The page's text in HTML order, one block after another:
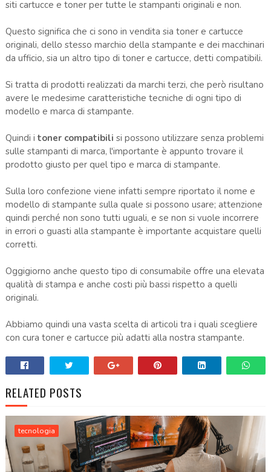
siti cartucce e toner per tutte le stampanti originali e non.
Questo significa che ci sono in vendita sia toner e cartucce
originali, dello stesso marchio della stampante e dei macchinari
da ufficio, sia un altro tipo di toner e cartucce, detti compatibili.
Si tratta di prodotti realizzati da marchi terzi, che però risultano
avere le medesime caratteristiche tecniche di ogni tipo di
modello e marca di stampante.
Quindi i toner compatibili si possono utilizzare senza problemi
sulle stampanti di marca, l'importante è appunto trovare il
prodotto giusto per quel tipo e marca di stampante.
Sulla loro confezione viene infatti sempre riportato il nome e
modello di stampante sulla quale si possono usare; attenzione
quindi perché non sono tutti uguali, e se non si vuole incorrere
in errori o guasti alla stampante è importante acquistare quelli
corretti.
Oggigiorno anche questo tipo di consumabile offre una elevata
qualità di stampa e anche costi più bassi rispetto a quelli
originali.
Abbiamo quindi una vasta scelta di articoli tra i quali scegliere
con cura toner e cartucce più adatti alla nostra stampante.
RELATED POSTS
tecnologia